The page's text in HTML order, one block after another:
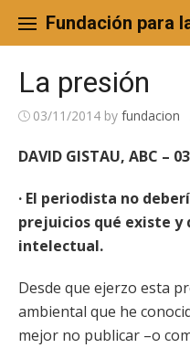
content
Fundación para
La presión
03/11/2014 by fundacion
DAVID GISTAU, ABC –
· El periodista no
prejuicios qué existe y
intelectual.
Desde que ejerzo esta
ambiental que he
mejor no publicar –o